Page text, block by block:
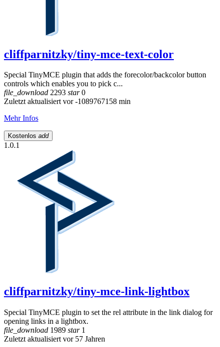
cliffparnitzky/tiny-mce-text-color
Special TinyMCE plugin that adds the forecolor/backcolor button
controls which enables you to pick c...
file_download 2293 star0
Zuletzt aktualisiert vor -1089767158 min
Mehr Infos
Kostenlos add
1.0.1
cliffparnitzky/tiny-mce-link-lightbox
Special TinyMCE plugin to set the rel attribute in the link dialog for
opening links in a lightbox.
file_download 1989 star1
Zuletzt aktualisiert vor 57 Jahren